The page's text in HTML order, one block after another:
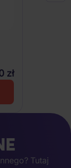
zł
Tutaj